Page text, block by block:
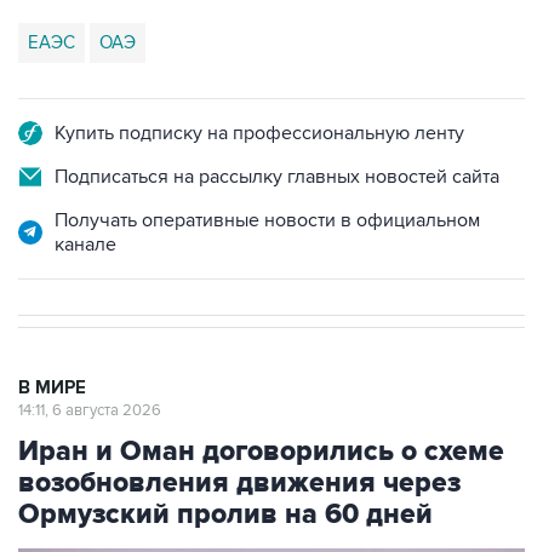
ЕАЭС ОАЭ
Купить подписку на профессиональную ленту
Подписаться на рассылку главных новостей сайта
Получать оперативные новости в официальном
канале
В МИРЕ
14:11, 6 августа 2026
Иран и Оман договорились о схеме
возобновления движения через
Ормузский пролив на 60 дней